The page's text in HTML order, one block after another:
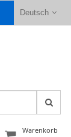
Deutsch
Warenkorb